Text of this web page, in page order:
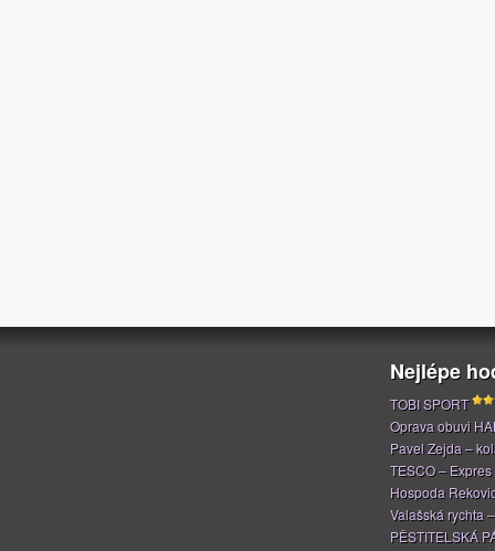
Nejlépe
TOBI SPORT
Oprava obuvi
Pavel Zejda –
TESCO – Expres
Hospoda
Valašská rychta
PĚSTITELSKÁ